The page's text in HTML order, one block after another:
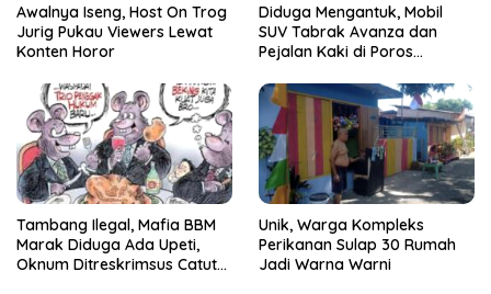
Awalnya Iseng, Host On Trog
Jurig Pukau Viewers Lewat
Konten Horor
Diduga Mengantuk, Mobil
SUV Tabrak Avanza dan
Pejalan Kaki di Poros
Tambang Ilegal, Mafia BBM
Marak Diduga Ada Upeti,
Oknum Ditreskrimsus Catut
Unik, Warga Kompleks
Perikanan Sulap 30 Rumah
Jadi Warna Warni